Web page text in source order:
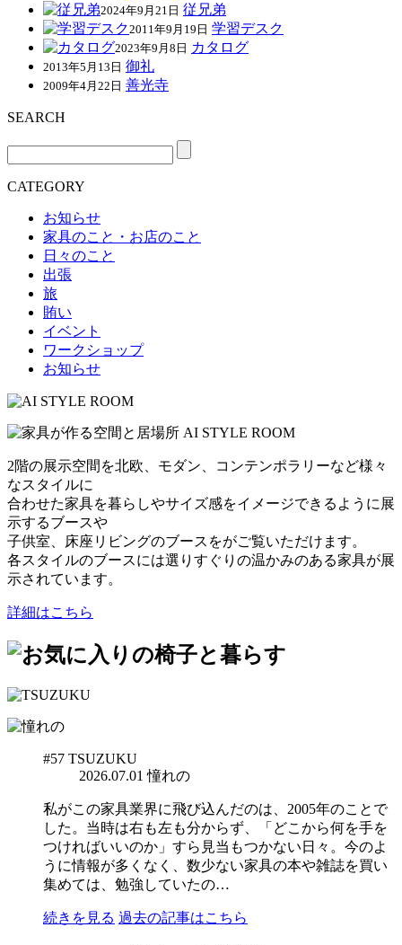
2024年9月21日 従兄弟
2011年9月19日 学習デスク
2023年9月8日 カタログ
2013年5月13日 御礼
2009年4月22日 善光寺
SEARCH
CATEGORY
お知らせ
家具のこと・お店のこと
日々のこと
出張
旅
賄い
イベント
ワークショップ
お知らせ
2階の展示空間を北欧、モダン、コンテンポラリーなど様々
なスタイルに
合わせた家具を暮らしやサイズ感をイメージできるように展
示するブースや
子供室、床座リビングのブースをがご覧いただけます。
各スタイルのブースには選りすぐりの温かみのある家具が展
示されています。
詳細はこちら
#57 TSUZUKU
2026.07.01 憧れの
私がこの家具業界に飛び込んだのは、2005年のことで
した。当時は右も左も分からず、「どこから何を手を
つければいいのか」すら見当もつかない日々。今のよ
うに情報が多くなく、数少ない家具の本や雑誌を買い
集めては、勉強していたの…
続きを見る 過去の記事はこちら